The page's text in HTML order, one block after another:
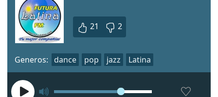
21 2
Generos: dance pop jazz Latina